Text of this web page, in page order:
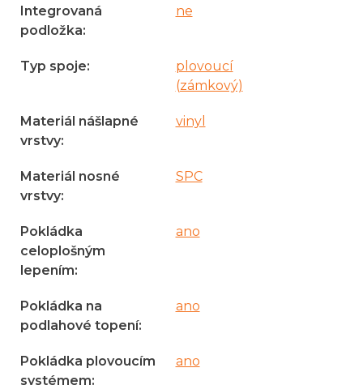
Integrovaná
podložka:
ne
Typ spoje:
plovoucí
(zámkový)
Materiál nášlapné
vrstvy:
vinyl
Materiál nosné
vrstvy:
SPC
Pokládka
celoplošným
lepením:
ano
Pokládka na
podlahové topení:
ano
Pokládka plovoucím
systémem:
ano